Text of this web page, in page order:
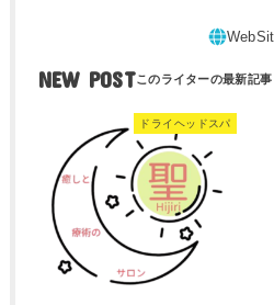
NEW POST
ドライヘッドスパ